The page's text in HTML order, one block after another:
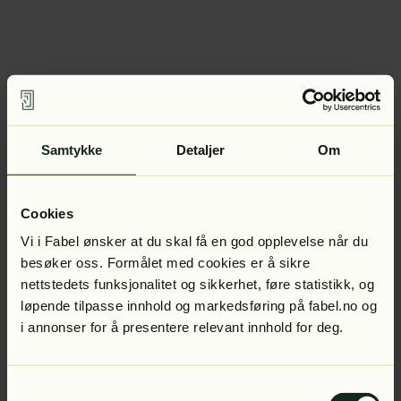
Samtykke Detaljer Om
Cookies
Vi i Fabel ønsker at du skal få en god opplevelse når du
besøker oss. Formålet med cookies er å sikre
nettstedets funksjonalitet og sikkerhet, føre statistikk, og
løpende tilpasse innhold og markedsføring på fabel.no og
i annonser for å presentere relevant innhold for deg.